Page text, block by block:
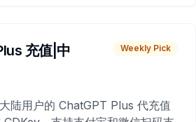
充值|中
Weekly Pick
陆用户的 ChatGPT Plus 代充值